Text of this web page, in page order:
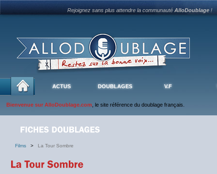
Rejoignez sans plus attendre la communautéAlloDoublage !
ACTUS DOUBLAGES V.F
Bienvenue sur AlloDoublage.com , le site référence du doublage français.
Films > La Tour Sombre